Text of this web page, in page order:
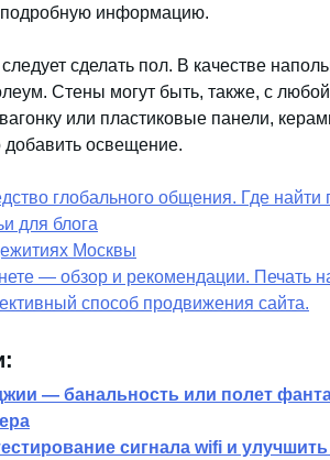
подробную информацию.
сделать пол. В качестве
Стены могут быть, также, с любой
или пластиковые панели,
освещение.
глобального общения. Где найти
для блога
Москвы
— обзор и рекомендации. Печать
способ продвижения сайта.
— банальность или полет
сигнала wifi и